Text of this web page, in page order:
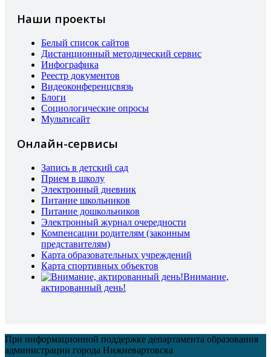
Наши проекты
Белый список сайтов
Дистанционный методический сервис
Инфографика
Реестр документов
Видеоконференцсвязь
Блоги
Социологические опросы
Мультисайт
Онлайн-сервисы
Запись в детский сад
Прием в школу
Электронный дневник
Питание школьников
Питание дошкольников
Электронный журнал очередности
Компенсации родителям (законным
представителям)
Карта образовательных учреждений
Карта спортивных объектов
Внимание,
актированный день!
При информационной поддержке департамента образования
администрации города Нижневартовска